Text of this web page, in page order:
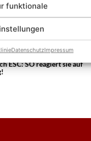
funktionale
DatenschutzImpressum
ESC: SO reagiert sie auf